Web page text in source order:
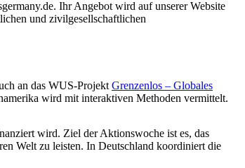
Ihr Angebot wird auf unserer Website
und zivilgesellschaftlichen
an das WUS-Projekt Grenzenlos – Globales
wird mit interaktiven Methoden vermittelt.
wird. Ziel der Aktionswoche ist es, das
Welt zu leisten. In Deutschland koordiniert die